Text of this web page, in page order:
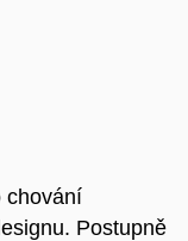
chování
Postupně